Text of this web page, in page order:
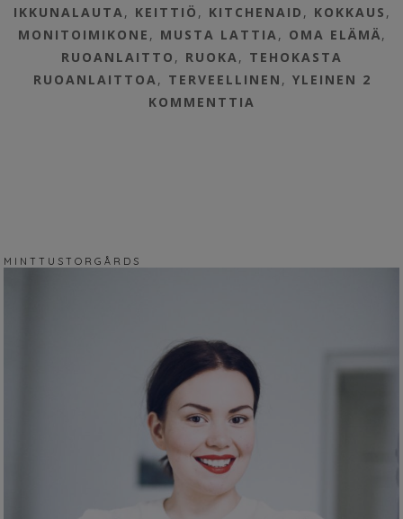
IKKUNALAUTA , KEITTIÖ , KITCHENAID , KOKKAUS ,
MONITOIMIKONE , MUSTA LATTIA , OMA ELÄMÄ,
RUOANLAITTO , RUOKA , TEHOKASTA
RUOANLAITTOA , TERVEELLINEN , YLEINEN 2
KOMMENTTIA
M I N T T U S T O R G Å R D S